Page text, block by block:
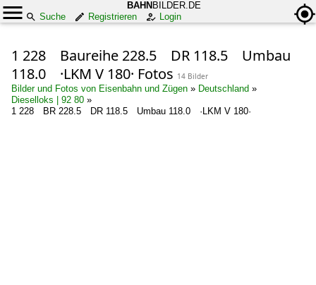
BAHN BILDER.DE
Suche
Registrieren Login
1 228 Baureihe 228.5 DR 118.5 Umbau
118.0 ·LKM V 180· Fotos 14 Bilder
Bilder und Fotos von Eisenbahn und Zügen » Deutschland »
Dieselloks | 92 80 »
1 228 BR 228.5 DR 118.5 Umbau 118.0 ·LKM V 180·